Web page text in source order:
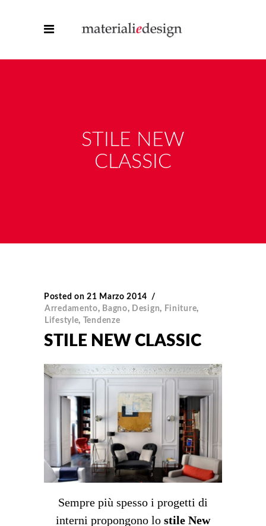
STILE NEW
CLASSIC
Posted on 21 Marzo 2014
Arredamento, Bagno, Design, Finiture,
Lifestyle, Tendenze
STILE NEW CLASSIC
Sempre più spesso i progetti di
interni propongono lo stile New